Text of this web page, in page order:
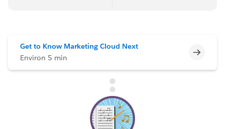
Get to Know Marketing Cloud Next
Environ 5 min